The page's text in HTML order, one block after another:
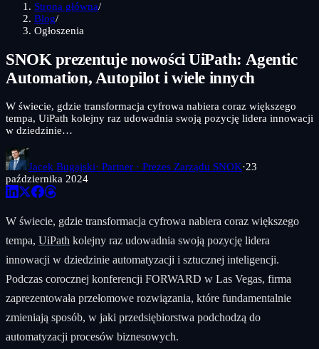
Strona główna/
Blog/
Ogłoszenia
SNOK prezentuje nowości UiPath: Agentic
Automation, Autopilot i wiele innych
W świecie, gdzie transformacja cyfrowa nabiera coraz większego
tempa, UiPath kolejny raz udowadnia swoją pozycję lidera innowacji
w dziedzinie…
Jacek Bugajski· Partner · Prezes Zarządu SNOK·23
października 2024
W świecie, gdzie transformacja cyfrowa nabiera coraz większego
tempa, UiPath kolejny raz udowadnia swoją pozycję lidera
innowacji w dziedzinie automatyzacji i sztucznej inteligencji.
Podczas corocznej konferencji FORWARD w Las Vegas, firma
zaprezentowała przełomowe rozwiązania, które fundamentalnie
zmieniają sposób, w jaki przedsiębiorstwa podchodzą do
automatyzacji procesów biznesowych.